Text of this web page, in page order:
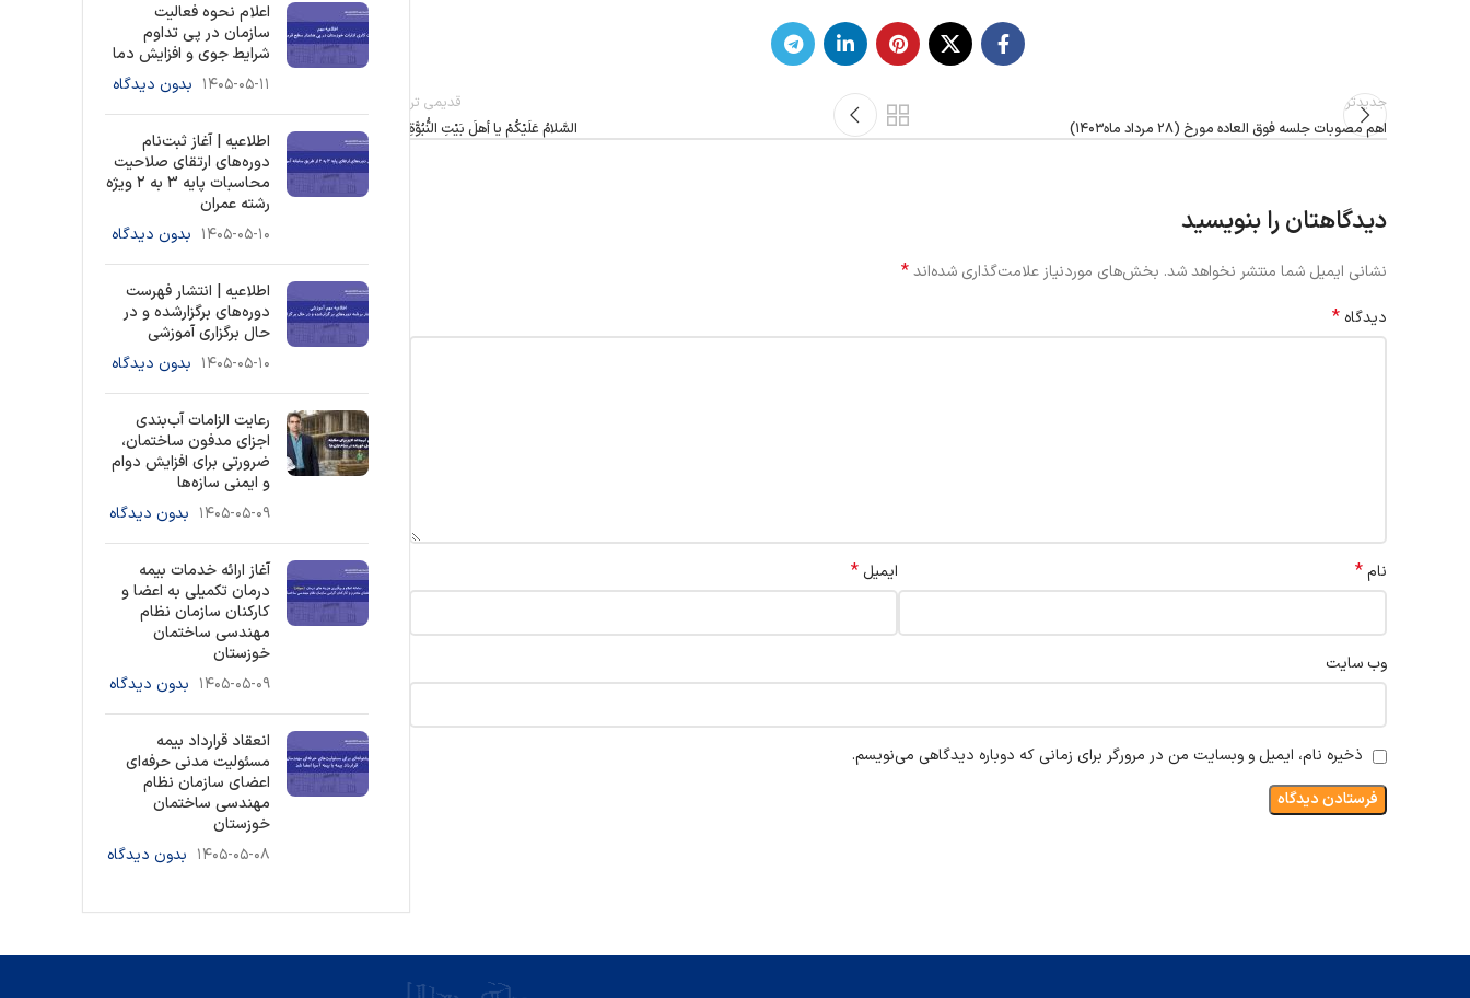
جدیدتر
اهم مصوبات جلسه فوق العاده مورخ (28 مرداد ماه۱۴۰۳)
قدیمی تر
السَّلامُ عَلَيْكُمْ يا أهلَ بَيْتِ النُّبُوَّةِ
دیدگاهتان را بنویسید
نشانی ایمیل شما منتشر نخواهد شد. بخش‌های موردنیاز علامت‌گذاری شده‌اند*
دیدگاه *
نام* ایمیل *
وب‌ سایت
ذخیره نام، ایمیل و وبسایت من در مرورگر برای زمانی که دوباره دیدگاهی می‌نویسم.
اعلام نحوه فعالیت
سازمان در پی تداوم
شرایط جوی و افزایش دما
۱۴۰۵-۰۵-۱۱ بدون دیدگاه
اطلاعیه | آغاز ثبت‌نام
دوره‌های ارتقای صلاحیت
محاسبات پایه 3 به ۲ ویژه
رشته عمران
۱۴۰۵-۰۵-۱۰ بدون دیدگاه
اطلاعیه | انتشار فهرست
دوره‌های برگزارشده و در
حال برگزاری آموزشی
۱۴۰۵-۰۵-۱۰ بدون دیدگاه
رعایت الزامات آب‌بندی
اجزای مدفون ساختمان،
ضرورتی برای افزایش دوام
و ایمنی سازه‌ها
۱۴۰۵-۰۵-۰۹ بدون دیدگاه
آغاز ارائه خدمات بیمه
درمان تکمیلی به اعضا و
کارکنان سازمان نظام
مهندسی ساختمان
خوزستان
۱۴۰۵-۰۵-۰۹ بدون دیدگاه
انعقاد قرارداد بیمه
مسئولیت مدنی حرفه‌ای
اعضای سازمان نظام
مهندسی ساختمان
خوزستان
۱۴۰۵-۰۵-۰۸ بدون دیدگاه